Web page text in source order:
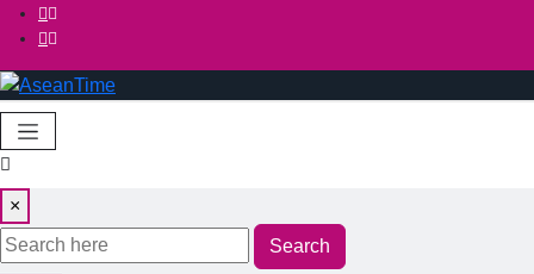
×
Search